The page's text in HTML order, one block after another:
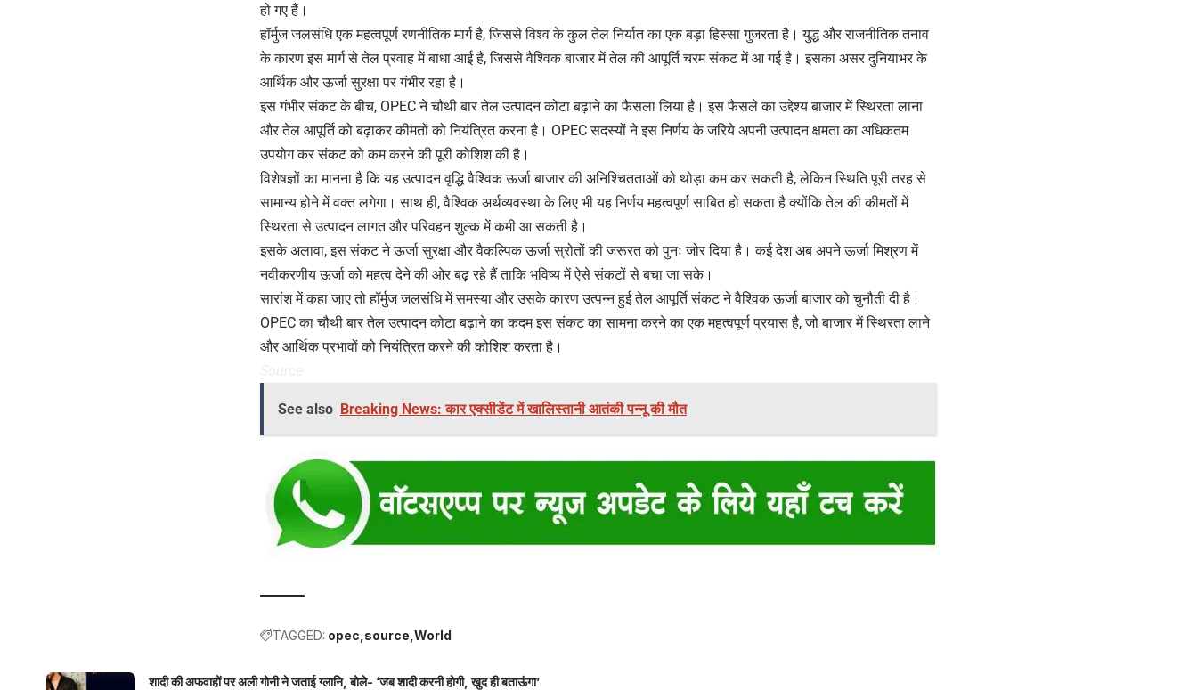
हो गए हैं।
हॉर्मुज जलसंधि एक महत्वपूर्ण रणनीतिक मार्ग है, जिससे विश्व के कुल तेल निर्यात का एक बड़ा हिस्सा गुजरता है। युद्ध और राजनीतिक तनाव
के कारण इस मार्ग से तेल प्रवाह में बाधा आई है, जिससे वैश्विक बाजार में तेल की आपूर्ति चरम संकट में आ गई है। इसका असर दुनियाभर के
आर्थिक और ऊर्जा सुरक्षा पर गंभीर रहा है।
इस गंभीर संकट के बीच, OPEC ने चौथी बार तेल उत्पादन कोटा बढ़ाने का फैसला लिया है। इस फैसले का उद्देश्य बाजार में स्थिरता लाना
और तेल आपूर्ति को बढ़ाकर कीमतों को नियंत्रित करना है। OPEC सदस्यों ने इस निर्णय के जरिये अपनी उत्पादन क्षमता का अधिकतम
उपयोग कर संकट को कम करने की पूरी कोशिश की है।
विशेषज्ञों का मानना है कि यह उत्पादन वृद्धि वैश्विक ऊर्जा बाजार की अनिश्चितताओं को थोड़ा कम कर सकती है, लेकिन स्थिति पूरी तरह से
सामान्य होने में वक्त लगेगा। साथ ही, वैश्विक अर्थव्यवस्था के लिए भी यह निर्णय महत्वपूर्ण साबित हो सकता है क्योंकि तेल की कीमतों में
स्थिरता से उत्पादन लागत और परिवहन शुल्क में कमी आ सकती है।
इसके अलावा, इस संकट ने ऊर्जा सुरक्षा और वैकल्पिक ऊर्जा स्रोतों की जरूरत को पुनः जोर दिया है। कई देश अब अपने ऊर्जा मिश्रण में
नवीकरणीय ऊर्जा को महत्व देने की ओर बढ़ रहे हैं ताकि भविष्य में ऐसे संकटों से बचा जा सके।
सारांश में कहा जाए तो हॉर्मुज जलसंधि में समस्या और उसके कारण उत्पन्न हुई तेल आपूर्ति संकट ने वैश्विक ऊर्जा बाजार को चुनौती दी है।
OPEC का चौथी बार तेल उत्पादन कोटा बढ़ाने का कदम इस संकट का सामना करने का एक महत्वपूर्ण प्रयास है, जो बाजार में स्थिरता लाने
और आर्थिक प्रभावों को नियंत्रित करने की कोशिश करता है।
See also Breaking News: कार एक्सीडेंट में खालिस्तानी आतंकी पन्नू की मौत
TAGGED: opec source World
शादी की अफवाहों पर अली गोनी ने जताई ग्लानि, बोले- ‘जब शादी करनी होगी, खुद ही बताऊंगा’